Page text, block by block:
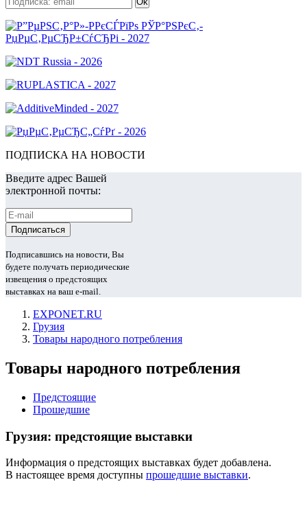
ПОДПИСКА НА НОВОСТИ
Введите адрес Вашей
электронной почты:
Подписавшись на новости, Вы
будете получать периодические
извещения о предстоящих
выставках на ваш e-mail.
EXPONET.RU
Грузия
Товары народного потребления
Товары народного потребления
Предстоящие
Прошедшие
Грузия: предстоящие выставки
Информация о предстоящих выставках будет добавлена.
В настоящее время доступны прошедшие выставки.